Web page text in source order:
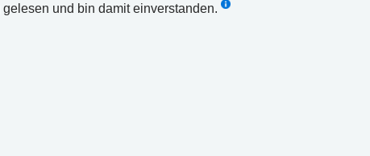
gelesen und bin damit einverstanden.